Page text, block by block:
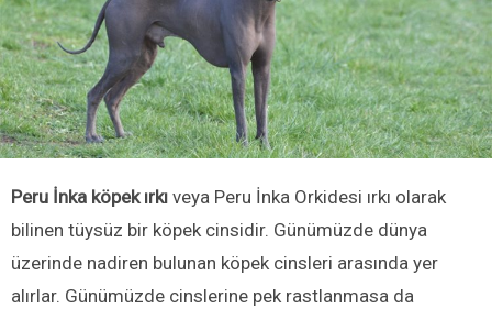
Peru İnka köpek ırkı veya Peru İnka Orkidesi ırkı olarak
bilinen tüysüz bir köpek cinsidir. Günümüzde dünya
üzerinde nadiren bulunan köpek cinsleri arasında yer
alırlar. Günümüzde cinslerine pek rastlanmasa da